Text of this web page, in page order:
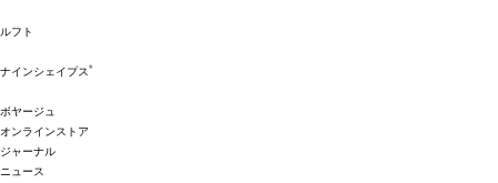
ルフト
ナインシェイプス®
ボヤージュ
オンラインストア
ジャーナル
ニュース